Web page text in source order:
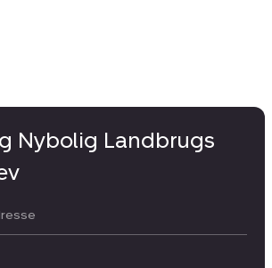
Nybolig Landbrugs